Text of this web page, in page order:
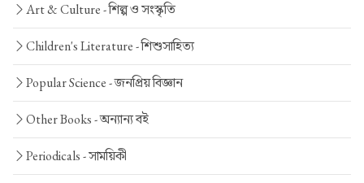
Art & Culture -শিল্প ও সংস্কৃতি
Children's Literature -শিশুসাহিত্য
Popular Science -জনপ্রিয় বিজ্ঞান
Other Books -অন্যান্য বই
Periodicals -সাময়িকী